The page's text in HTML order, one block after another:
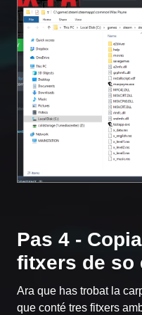
Pas 4 -
fitxers de so
Ara que has trobat la
que conté tres fitxers